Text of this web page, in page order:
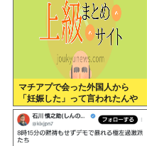
マチアプで会った外国人から
「妊娠した」って言われたんや
が